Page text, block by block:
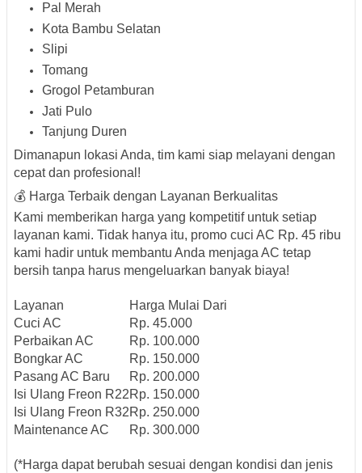
Pal Merah
Kota Bambu Selatan
Slipi
Tomang
Grogol Petamburan
Jati Pulo
Tanjung Duren
Dimanapun lokasi Anda, tim kami siap melayani dengan
cepat dan profesional!
💰 Harga Terbaik dengan Layanan Berkualitas
Kami memberikan harga yang kompetitif untuk setiap
layanan kami. Tidak hanya itu, promo cuci AC Rp. 45 ribu
kami hadir untuk membantu Anda menjaga AC tetap
bersih tanpa harus mengeluarkan banyak biaya!
Layanan
Harga Mulai Dari
Cuci AC
Rp. 45.000
Perbaikan AC
Rp. 100.000
Bongkar AC
Rp. 150.000
Pasang AC Baru
Rp. 200.000
Isi Ulang Freon R22Rp. 150.000
Isi Ulang Freon R32Rp. 250.000
Maintenance AC
Rp. 300.000
(*Harga dapat berubah sesuai dengan kondisi dan jenis